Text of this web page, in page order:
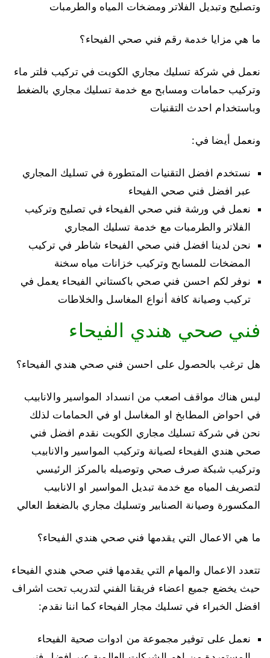
وتصليح وتبديل الفلاتر ومضخات المياه والطرمبات
ما هي مزايا خدمة رقم فني صحي الفيحاء؟
نعمل في شركة تسليك مجاري الكويت في تركيب فلتر ماء
وتركيب حمامات ومسابح مع خدمة تسليك مجاري بالضغط
وباستخدام احدث التقنيات
ونعمل أيضا في:
نستخدم افضل التقنيات المتطورة في تسليك المجاري
عبر افضل فني صحي الفيحاء
نعمل في ورشة فني صحي الفيحاء في تصليح وتركيب
الفلاتر والطرمبات مع خدمة تسليك المجاري
نحن لدينا افضل فني صحي الفيحاء شاطر في تركيب
المضخات للمسابح وتركيب خزانات مياه سخنة
نوفر لكم احسن فني صحي باكستاني الفيحاء يعمل في
تركيب وصيانة كافة أنواع المغاسل والخلاطات
فني صحي هندي الفيحاء
هل ترغب بالحصول على احسن فني صحي هندي الفيحاء؟
ليس هناك مواقف اصعب من انسداد المواسير والانابيب
في احواض المطابخ او المغاسل او في الحمامات لذلك
نحن في شركة تسليك مجاري الكويت نقدم افضل فني
صحي هندي الفيحاء لصيانة وتركيب المواسير والانابيب
وتركيب شبكة صرف صحي وتوصيله بالمركز الرئيسي
لتصريف المياه مع خدمة تبديل المواسير او الانابيب
المكسورة وصيانة الصنابير وتسليك مجاري بالضغط العالي
ما هي الاعمال التي يقدمها فني صحي هندي الفيحاء؟
تتعدد الاعمال والمهام التي يقدمها فني صحي هندي الفيحاء
حيث يخضع جميع اعضاء فريقنا الفني لتدريب تحت اشراف
افضل الخبراء في تسليك مجار الفيحاء كما اننا نقدم:
نعمل على توفير مجموعة من ادوات صحية الفيحاء